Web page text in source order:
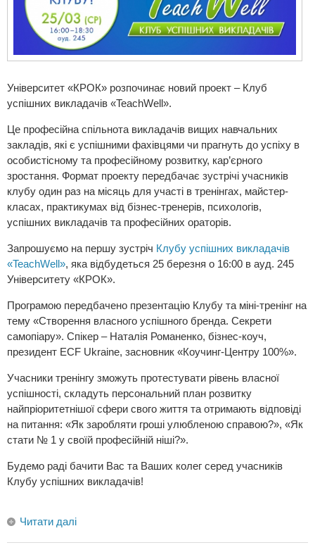
Університет «КРОК» розпочинає новий проект – Клуб
успішних викладачів «TeachWell».
Це професійна спільнота викладачів вищих навчальних
закладів, які є успішними фахівцями чи прагнуть до успіху в
особистісному та професійному розвитку, кар’єрного
зростання. Формат проекту передбачає зустрічі учасників
клубу один раз на місяць для участі в тренінгах, майстер-
класах, практикумах від бізнес-тренерів, психологів,
успішних викладачів та професійних ораторів.
Запрошуємо на першу зустріч Клубу успішних викладачів
«TeachWell», яка відбудеться 25 березня о 16:00 в ауд. 245
Університету «КРОК».
Програмою передбачено презентацію Клубу та міні-тренінг на
тему «Створення власного успішного бренда. Секрети
самопіару». Спікер – Наталія Романенко, бізнес-коуч,
президент ЕСF Ukraine, засновник «Коучинг-Центру 100%».
Учасники тренінгу зможуть протестувати рівень власної
успішності, складуть персональний план розвитку
найпріоритетнішої сфери свого життя та отримають відповіді
на питання: «Як заробляти гроші улюбленою справою?», «Як
стати № 1 у своїй професійній ніші?».
Будемо раді бачити Вас та Ваших колег серед учасників
Клубу успішних викладачів!
Читати далі